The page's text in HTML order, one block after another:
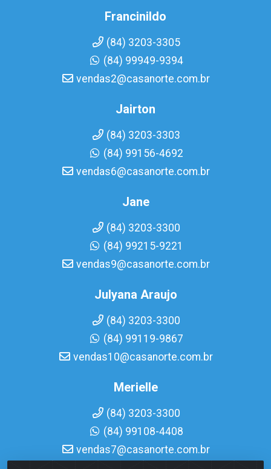
Francinildo
(84) 3203-3305
(84) 99949-9394
vendas2@casanorte.com.br
Jairton
(84) 3203-3303
(84) 99156-4692
vendas6@casanorte.com.br
Jane
(84) 3203-3300
(84) 99215-9221
vendas9@casanorte.com.br
Julyana Araujo
(84) 3203-3300
(84) 99119-9867
vendas10@casanorte.com.br
Merielle
(84) 3203-3300
(84) 99108-4408
vendas7@casanorte.com.br